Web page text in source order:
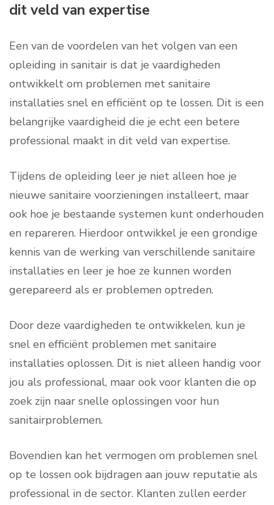
dit veld van expertise
Een van de voordelen van het volgen van een
opleiding in sanitair is dat je vaardigheden
ontwikkelt om problemen met sanitaire
installaties snel en efficiënt op te lossen. Dit is een
belangrijke vaardigheid die je echt een betere
professional maakt in dit veld van expertise.
Tijdens de opleiding leer je niet alleen hoe je
nieuwe sanitaire voorzieningen installeert, maar
ook hoe je bestaande systemen kunt onderhouden
en repareren. Hierdoor ontwikkel je een grondige
kennis van de werking van verschillende sanitaire
installaties en leer je hoe ze kunnen worden
gerepareerd als er problemen optreden.
Door deze vaardigheden te ontwikkelen, kun je
snel en efficiënt problemen met sanitaire
installaties oplossen. Dit is niet alleen handig voor
jou als professional, maar ook voor klanten die op
zoek zijn naar snelle oplossingen voor hun
sanitairproblemen.
Bovendien kan het vermogen om problemen snel
op te lossen ook bijdragen aan jouw reputatie als
professional in de sector. Klanten zullen eerder